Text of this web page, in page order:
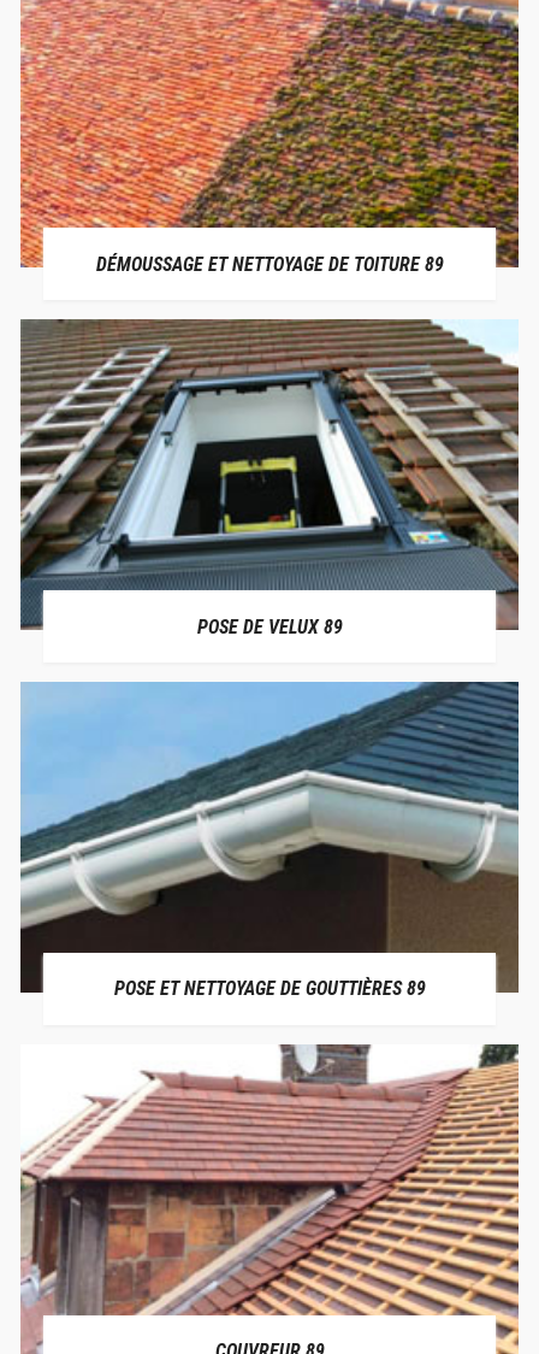
DÉMOUSSAGE ET NETTOYAGE DE TOITURE 89
POSE DE VELUX 89
POSE ET NETTOYAGE DE GOUTTIÈRES 89